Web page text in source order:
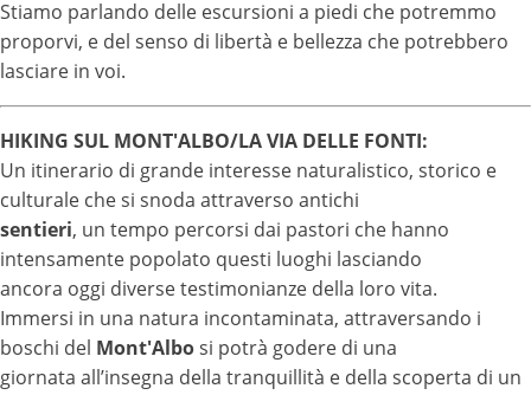
Stiamo parlando delle escursioni a piedi che potremmo
proporvi, e del senso di libertà e bellezza che potrebbero
lasciare in voi.
HIKING SUL MONT'ALBO/LA VIA DELLE FONTI:
Un itinerario di grande interesse naturalistico, storico e
culturale che si snoda attraverso antichi
sentieri, un tempo percorsi dai pastori che hanno
intensamente popolato questi luoghi lasciando
ancora oggi diverse testimonianze della loro vita.
Immersi in una natura incontaminata, attraversando i
boschi del Mont'Albosi potrà godere di una
giornata all’insegna della tranquillità e della scoperta di un